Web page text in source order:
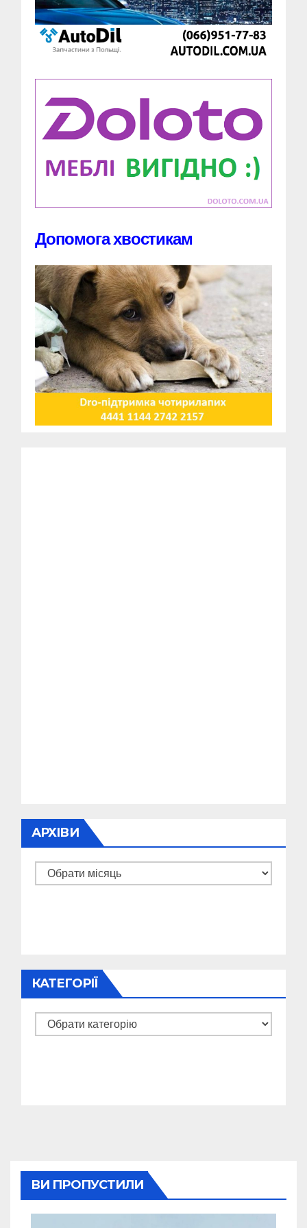
Допомога хвостикам
АРХІВИ
Архіви
КАТЕГОРІЇ
Категорії
ВИ ПРОПУСТИЛИ